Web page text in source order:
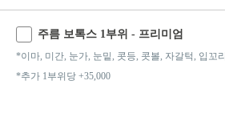
주름 보톡스 1부위 - 프리미엄
*이마, 미간, 눈가, 눈밑, 콧등, 콧볼, 자갈턱, 입꼬리
*추가 1부위당 +35,000